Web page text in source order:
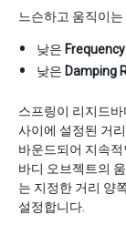
느슨하고 움직이
낮은 Frequency
낮은 Damping
스프링이 리지드
사이에 설정된 거
바운드되어 지속
바디 오브젝트의
는 지정한 거리 양
설정합니다.